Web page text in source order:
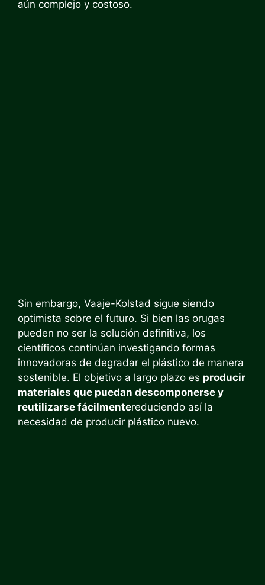
aún complejo y costoso.
Sin embargo, Vaaje-Kolstad sigue siendo
optimista sobre el futuro. Si bien las orugas
pueden no ser la solución definitiva, los
científicos continúan investigando formas
innovadoras de degradar el plástico de manera
sostenible. El objetivo a largo plazo es producir
materiales que puedan descomponerse y
reutilizarse fácilmentereduciendo así la
necesidad de producir plástico nuevo.